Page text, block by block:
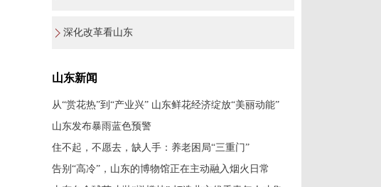
深化改革看山东
山东新闻
从“赏花热”到“产业兴” 山东鲜花经济绽放“美丽动能”
山东发布暴雨蓝色预警
住不起，不愿去，缺人手：养老困局“三重门”
告别“高冷”，山东的博物馆正在主动融入烟火日常